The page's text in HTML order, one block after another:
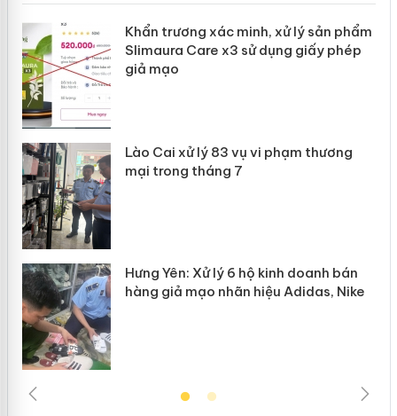
Khẩn trương xác minh, xử lý sản phẩm
Slimaura Care x3 sử dụng giấy phép
giả mạo
Lào Cai xử lý 83 vụ vi phạm thương
mại trong tháng 7
Hưng Yên: Xử lý 6 hộ kinh doanh bán
hàng giả mạo nhãn hiệu Adidas, Nike